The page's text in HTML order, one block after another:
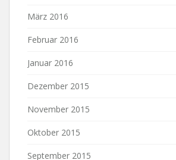
März 2016
Februar 2016
Januar 2016
Dezember 2015
November 2015
Oktober 2015
September 2015